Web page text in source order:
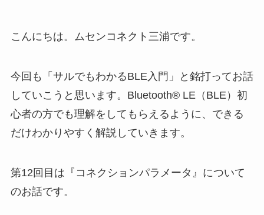
こんにちは。ムセンコネクト三浦です。
今回も「サルでもわかるBLE入門」と銘打ってお話
していこうと思います。Bluetooth® LE（BLE）初
心者の方でも理解をしてもらえるように、できる
だけわかりやすく解説していきます。
第12回目は『コネクションパラメータ』について
のお話です。